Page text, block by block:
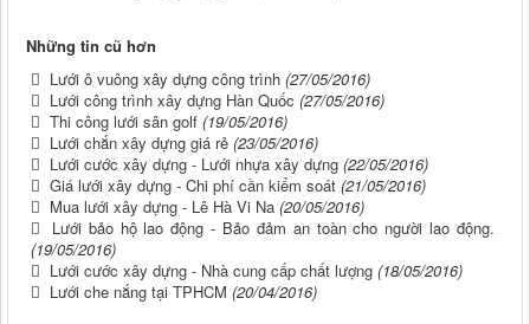
Những tin cũ hơn
Lưới ô vuông xây dựng công trình (27/05/2016)
Lưới công trình xây dựng Hàn Quốc (27/05/2016)
Thi công lưới sân golf (19/05/2016)
Lưới chắn xây dựng giá rẻ (23/05/2016)
Lưới cước xây dựng - Lưới nhựa xây dựng (22/05/2016)
Giá lưới xây dựng - Chi phí cần kiểm soát (21/05/2016)
Mua lưới xây dựng - Lê Hà Vi Na (20/05/2016)
Lưới bảo hộ lao động - Bảo đảm an toàn cho người lao động.
(19/05/2016)
Lưới cước xây dựng - Nhà cung cấp chất lượng (18/05/2016)
Lưới che nắng tại TPHCM (20/04/2016)